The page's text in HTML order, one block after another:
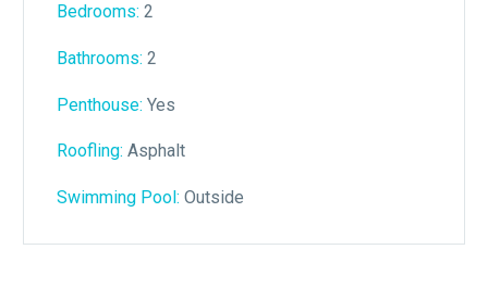
Bedrooms: 2
Bathrooms: 2
Penthouse: Yes
Roofling: Asphalt
Swimming Pool: Outside